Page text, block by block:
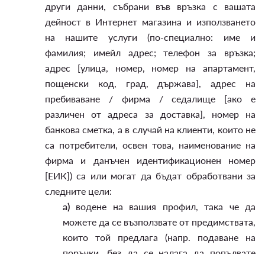
други данни, събрани във връзка с вашата
дейност в Интернет магазина и използването
на нашите услуги (по-специално: име и
фамилия; имейл адрес; телефон за връзка;
адрес [улица, номер, номер на апартамент,
пощенски код, град, държава], адрес на
пребиваване / фирма / седалище [ако е
различен от адреса за доставка], номер на
банкова сметка, а в случай на клиенти, които не
са потребители, освен това, наименование на
фирма и данъчен идентификационен номер
[ЕИК]) са или могат да бъдат обработвани за
следните цели:
а) водене на вашия профил, така че да
можете да се възползвате от предимствата,
които той предлага (напр. подаване на